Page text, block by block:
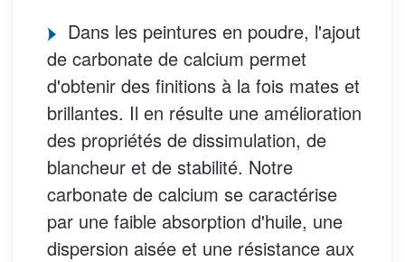
Dans les peintures en poudre, l'ajout
de carbonate de calcium permet
d'obtenir des finitions à la fois mates et
brillantes. Il en résulte une amélioration
des propriétés de dissimulation, de
blancheur et de stabilité. Notre
carbonate de calcium se caractérise
par une faible absorption d'huile, une
dispersion aisée et une résistance aux